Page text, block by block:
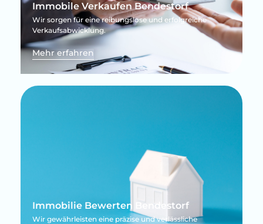
Immobile Verkaufen Bendestorf
Wir sorgen für eine reibungslose und erfolgreiche
Verkaufsabwicklung.
Mehr erfahren
Immobilie Bewerten Bendestorf
Wir gewährleisten eine präzise und verlässliche